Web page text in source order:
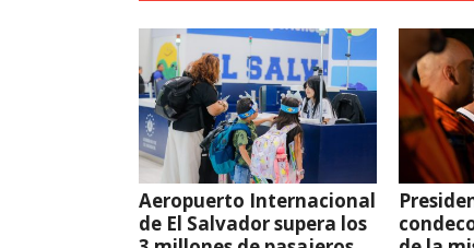
Aeropuerto Internacional
de El Salvador supera los